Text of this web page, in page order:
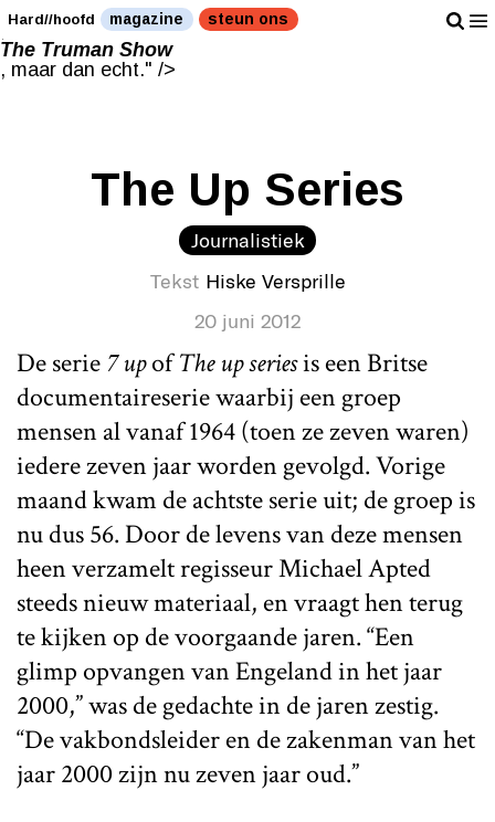
The Truman Show
, maar dan echt." />
The Truman Show
, maar dan echt." />
Hard//hoofd magazine steun ons
The Up Series
Journalistiek
Tekst Hiske Versprille
20 juni 2012
De serie 7 upofThe up seriesis een Britse
documentaireserie waarbij een groep
mensen al vanaf 1964 (toen ze zeven waren)
iedere zeven jaar worden gevolgd. Vorige
maand kwam de achtste serie uit; de groep is
nu dus 56. Door de levens van deze mensen
heen verzamelt regisseur Michael Apted
steeds nieuw materiaal, en vraagt hen terug
te kijken op de voorgaande jaren. “Een
glimp opvangen van Engeland in het jaar
2000,” was de gedachte in de jaren zestig.
“De vakbondsleider en de zakenman van het
jaar 2000 zijn nu zeven jaar oud.”